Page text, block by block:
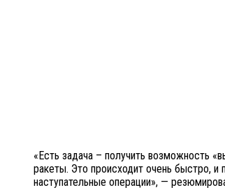
«Есть задача – получить возможность
ракеты. Это происходит очень быстро, и
наступательные операции», —